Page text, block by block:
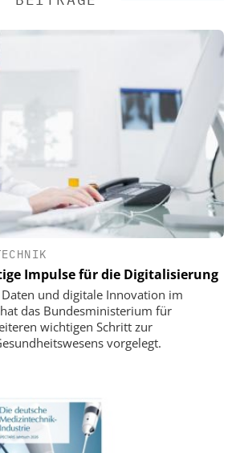
Impulse für die Digitalisierung
und digitale Innovation im
das Bundesministerium für
wichtigen Schritt zur
vorgelegt.